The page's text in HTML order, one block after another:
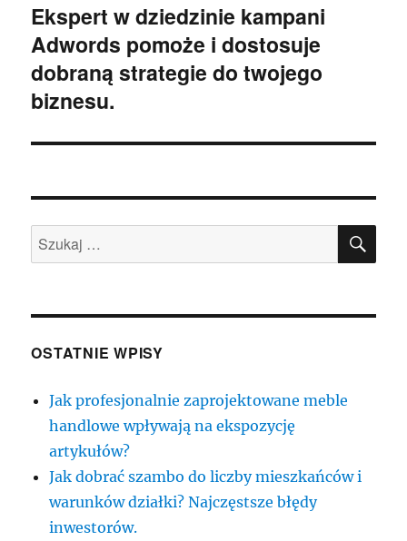
Następny
wpis:
Ekspert w dziedzinie kampani
Adwords pomoże i dostosuje
dobraną strategie do twojego
biznesu.
Szukaj:
OSTATNIE WPISY
Jak profesjonalnie zaprojektowane meble
handlowe wpływają na ekspozycję
artykułów?
Jak dobrać szambo do liczby mieszkańców i
warunków działki? Najczęstsze błędy
inwestorów.